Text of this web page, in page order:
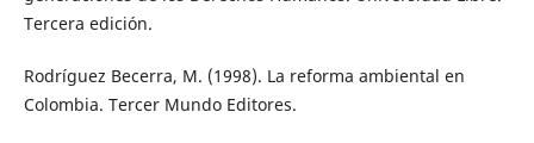
Tercera edición.
Rodríguez Becerra, M. (1998). La reforma ambiental en
Colombia. Tercer Mundo Editores.